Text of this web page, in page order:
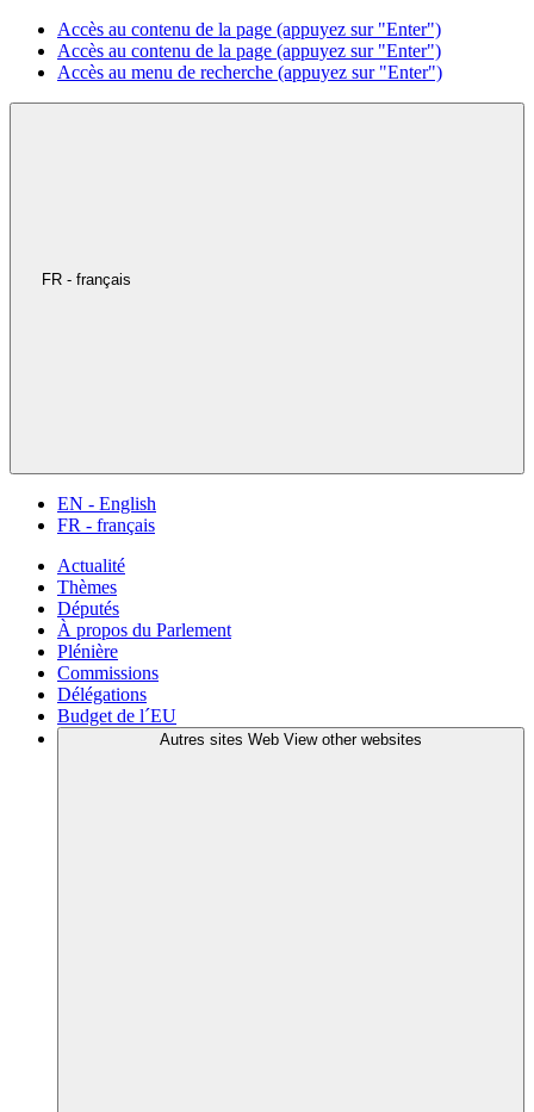
Accès au contenu de la page (appuyez sur "Enter")
Accès au contenu de la page (appuyez sur "Enter")
Accès au menu de recherche (appuyez sur "Enter")
FR - français
EN - English
FR - français
Actualité
Thèmes
Députés
À propos du Parlement
Plénière
Commissions
Délégations
Budget de l´EU
Autres sites Web View other websites